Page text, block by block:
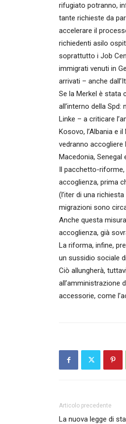
rifugiato potranno,
tante richieste da
accelerare il
richiedenti asilo
soprattutto i Job
immigrati venuti in
arrivati – anche
Se la Merkel è stata
all’interno della
Linke – a criticare
Kosovo, l’Albania e
vedranno accogliere
Macedonia, Senegal
Il pacchetto-
accoglienza, prima
(l’iter di una
migrazioni sono
Anche questa
accoglienza, già
La riforma, infine,
un sussidio sociale
Ciò allungherà,
all’amministrazione
accessorie, come
Articolo precedente
La nuova legge di